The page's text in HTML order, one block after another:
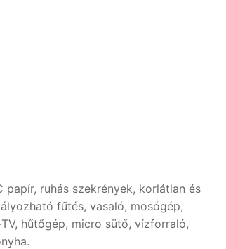
ruhás szekrények, korlátlan és
fűtés, vasaló, mosógép,
hűtőgép, micro sütő, vízforraló,